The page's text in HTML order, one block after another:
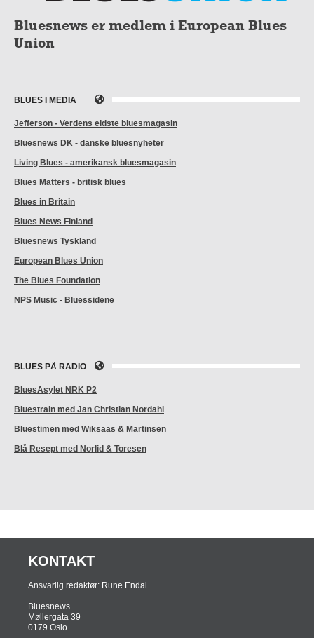
Bluesnews er medlem i European Blues
Union
BLUES I MEDIA
Jefferson - Verdens eldste bluesmagasin
Bluesnews DK - danske bluesnyheter
Living Blues - amerikansk bluesmagasin
Blues Matters - britisk blues
Blues in Britain
Blues News Finland
Bluesnews Tyskland
European Blues Union
The Blues Foundation
NPS Music - Bluessidene
BLUES PÅ RADIO
BluesAsylet NRK P2
Bluestrain med Jan Christian Nordahl
Bluestimen med Wiksaas & Martinsen
Blå Resept med Norlid & Toresen
KONTAKT
Ansvarlig redaktør: Rune Endal
Bluesnews
Møllergata 39
0179 Oslo